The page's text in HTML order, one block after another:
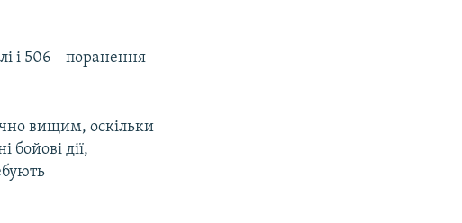
і 506 – поранення
вищим, оскільки
бойові дії,